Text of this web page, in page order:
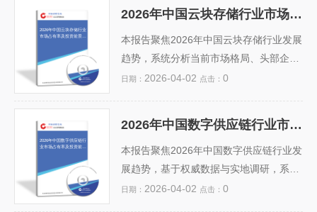
以及“保险+健康管理”等融合场景将成为主
要增长引擎。同时提示算法可解释性、数
据安全与人才短缺...
剖析政策驱动（“十四五”智能制造规划、
工业互联网专项支持）、技术演进（AI
+工业云、边缘云协同、低代码平台普
及）与产业需求（中小企业上云加速、离
细分领域（IaaS/PaaS/SaaS）占比演
变。同时评估投资风险与机遇，提出...
2026年中国云块存储行业
市场占有率及投资前景预
2026年中国云块存储行业市场占有率及投资前景预测分析报告
本报告聚焦2026年中国云块存储行业发展
趋势，系统分析当前市场格局、头部企业
（如阿里云、腾讯云、华为云、天翼云
预测2024—2026年复合增长率将达22.
5%，市场规模有望突破480亿元。驱动因
素包括企业上云深化、AI训练对高性能块
存储需求激增、信创政策加速国产化替
日期： 2026-04-02 点击： 0
2026年中国数字供应链行
业市场占有率及投资前景
2026年中国数字供应链行业市场占有率及投资前景预测分析报告
本报告聚焦2026年中国数字供应链行业发
展趋势，基于权威数据与实地调研，系统
分析当前市场格局、头部企业占有率（如
日期： 2026-04-02 点击： 0